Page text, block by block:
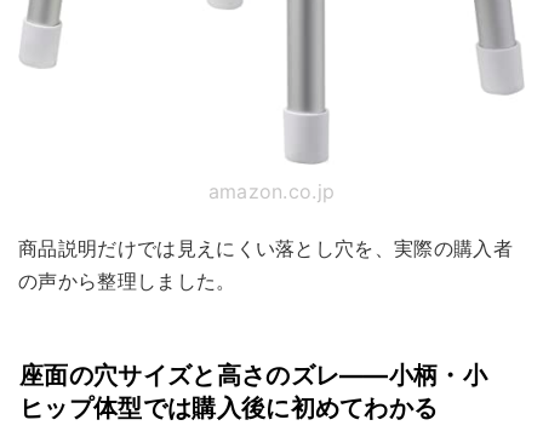
amazon.co.jp
商品説明だけでは見えにくい落とし穴を、実際の購入者
の声から整理しました。
座面の穴サイズと高さのズレ——小柄・小
ヒップ体型では購入後に初めてわかる